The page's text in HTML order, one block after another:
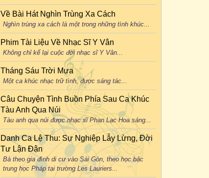
Về Bài Hát Nghìn Trùng Xa Cách
Nghìn trùng xa cách là một trong những tình khúc...
Phim Tài Liệu Về Nhạc Sĩ Y Vân
Không chỉ kể lại cuộc đời nhạc sĩ Y Vân...
Tháng Sáu Trời Mưa
Một ca khúc nhạc trữ tình, được sáng tác...
Câu Chuyện Tình Buồn Phía Sau Ca Khúc
Tàu Anh Qua Núi
Tàu anh qua núi được nhạc sĩ Phan Lạc Hoa sáng...
Danh Ca Lệ Thu: Sự Nghiệp Lẫy Lừng, Đời
Tư Lận Đận
Bà theo gia đình di cư vào Sài Gòn, theo học bậc
trung học Pháp tại trường Les Lauriers...